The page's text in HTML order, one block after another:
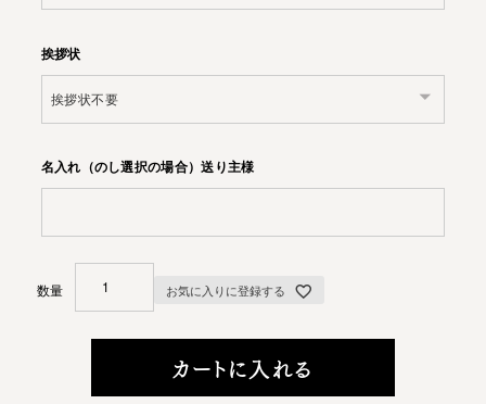
挨拶状
名入れ（のし選択の場合）送り主様
お気に入りに登録する
カートに入れる